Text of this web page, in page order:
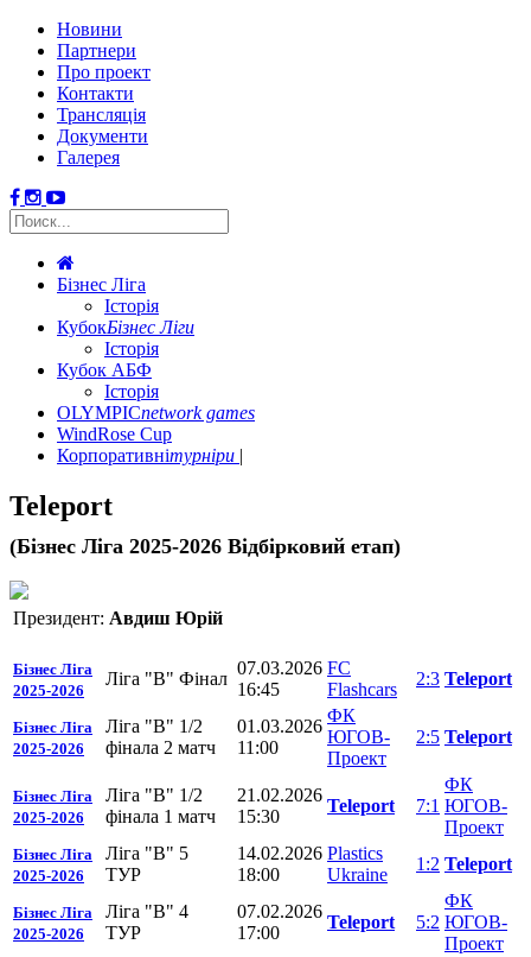
Новини
Партнери
Про проект
Контакти
Трансляція
Документи
Галерея
Бізнес Ліга
Історія
КубокБізнес Ліги
Історія
Кубок АБФ
Історія
OLYMPICnetwork games
WindRose Cup
Корпоративнітурніри
Teleport
(Бізнес Ліга 2025-2026 Відбірковий етап)
Президент: Авдиш Юрій
Бізнес Ліга
2025-2026
Ліга "В" Фінал
07.03.2026
16:45
FC
Flashcars
2:3 Teleport
Бізнес Ліга
2025-2026
Ліга "В" 1/2
фінала 2 матч
01.03.2026
11:00
ФК
ЮГОВ-
Проект
2:5 Teleport
Бізнес Ліга
2025-2026
Ліга "В" 1/2
фінала 1 матч
21.02.2026
15:30
Teleport 7:1
ФК
ЮГОВ-
Проект
Бізнес Ліга
2025-2026
Ліга "В" 5
ТУР
14.02.2026
18:00
Plastics
Ukraine
1:2 Teleport
Бізнес Ліга
2025-2026
Ліга "В" 4
ТУР
07.02.2026
17:00
Teleport 5:2
ФК
ЮГОВ-
Проект